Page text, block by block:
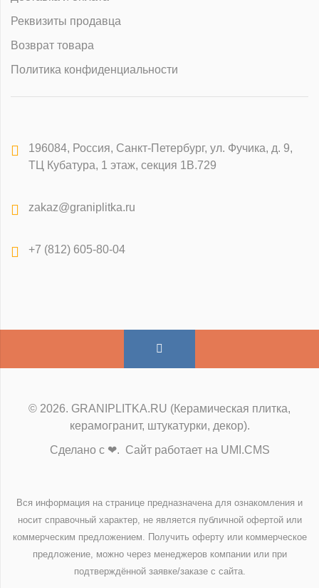
Реквизиты продавца
Возврат товара
Политика конфиденциальности
196084, Россия, Санкт-Петербург, ул. Фучика, д. 9,
ТЦ Кубатура, 1 этаж, секция 1В.729
zakaz@graniplitka.ru
+7 (812) 605-80-04
© 2026. GRANIPLITKA.RU (Керамическая плитка,
керамогранит, штукатурки, декор).
Сделано с ❤. Сайт работает на UMI.CMS
Вся информация на странице предназначена для ознакомления и
носит справочный характер, не является публичной офертой или
коммерческим предложением. Получить оферту или коммерческое
предложение, можно через менеджеров компании или при
подтверждённой заявке/заказе с сайта.